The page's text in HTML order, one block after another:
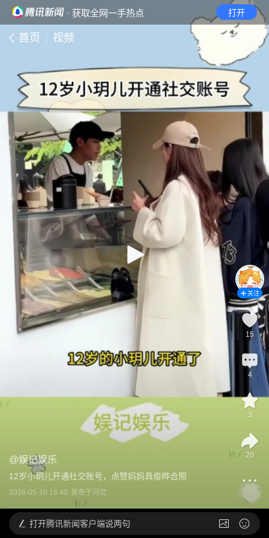
· 获取全网一手热点 打开
首页 视频 无障碍
@娱记娱乐
12岁小玥儿开通社交账号，点赞妈妈具俊晔合照
2026-05-10 16:40 发布于河北
关注
15
4
3
20
打开腾讯新闻客户端说两句